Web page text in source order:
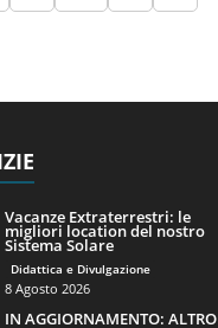
Vacanze Extraterrestri: le
migliori location del nostro
Sistema Solare
Didattica e Divulgazione
8 Agosto 2026
IN AGGIORNAMENTO: ALTRO